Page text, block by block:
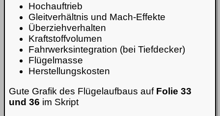
Hochauftrieb
Gleitverhältnis und Mach-Effekte
Überziehverhalten
Kraftstoffvolumen
Fahrwerksintegration (bei Tiefdecker)
Flügelmasse
Herstellungskosten
Gute Grafik des Flügelaufbaus auf Folie 33
und 36 im Skript